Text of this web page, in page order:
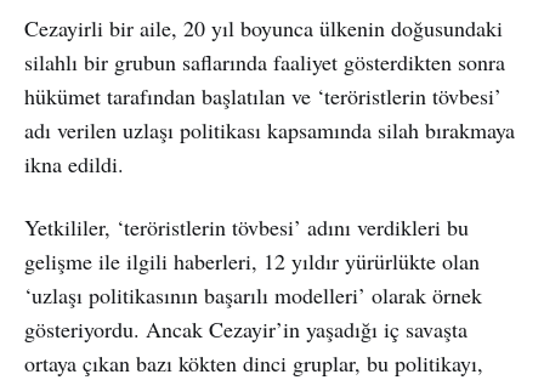
Cezayirli bir aile, 20 yıl boyunca ülkenin doğusundaki
silahlı bir grubun saflarında faaliyet gösterdikten sonra
hükümet tarafından başlatılan ve ‘teröristlerin tövbesi’
adı verilen uzlaşı politikası kapsamında silah bırakmaya
ikna edildi.
Yetkililer, ‘teröristlerin tövbesi’ adını verdikleri bu
gelişme ile ilgili haberleri, 12 yıldır yürürlükte olan
‘uzlaşı politikasının başarılı modelleri’ olarak örnek
gösteriyordu. Ancak Cezayir’in yaşadığı iç savaşta
ortaya çıkan bazı kökten dinci gruplar, bu politikayı,